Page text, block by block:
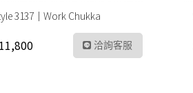
3137｜Work Chukka
洽詢客服